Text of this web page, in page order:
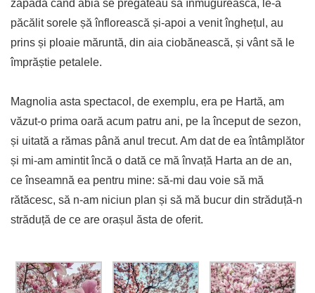
zăpadă când abia se pregăteau să înmugurească, le-a
păcălit sorele șă înflorească și-apoi a venit înghețul, au
prins și ploaie măruntă, din aia ciobănească, și vânt să le
împrăștie petalele.
Magnolia asta spectacol, de exemplu, era pe Hartă, am
văzut-o prima oară acum patru ani, pe la început de sezon,
și uitată a rămas până anul trecut. Am dat de ea întâmplător
și mi-am amintit încă o dată ce mă învață Harta an de an,
ce înseamnă ea pentru mine: să-mi dau voie să mă
rătăcesc, să n-am niciun plan și să mă bucur din străduță-n
străduță de ce are orașul ăsta de oferit.